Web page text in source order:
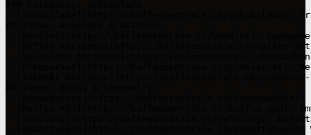
- [Schokolade](https://kaffeezentrale.ch/schokolade):
- [Bundles](https://kaffeezentrale.ch/bundles):
- [Kaffee Aktionen](https://kaffeezentrale.ch/kaffee-
- [Maschinen Aktionen](https://kaffeezentrale.ch/
- [Probierset](https://kaffeezentrale.ch/probierset):
- [Zubeh�r Aktionen](https://kaffeezentrale.ch/
- [Kaffee Abo](https://kaffeezentrale.ch/kaffee-abo):
- [Schulung](https://kaffeezentrale.ch/schulung):
- [Bewertungen](https://kaffeezentrale.ch/bewertungen):